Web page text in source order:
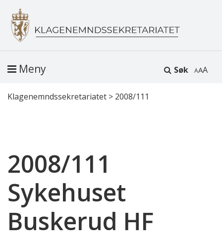
Søk A
Meny
Klagenemndssekretariatet > 2008/111
2008/111
Sykehuset
Buskerud HF